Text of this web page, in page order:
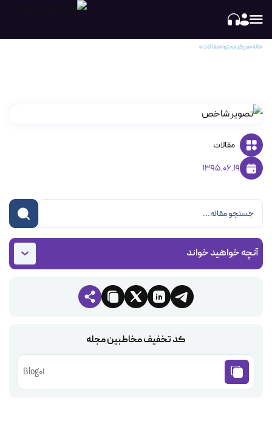
خانه مرکز محتوا مقالات
مقالات
1395.06.19
آنچه خواهید خواند
کد تخفیف مخاطبین مجله
Blog01